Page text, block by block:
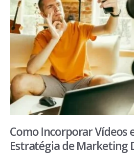
Como Incorporar Vídeos
Estratégia de Marketing